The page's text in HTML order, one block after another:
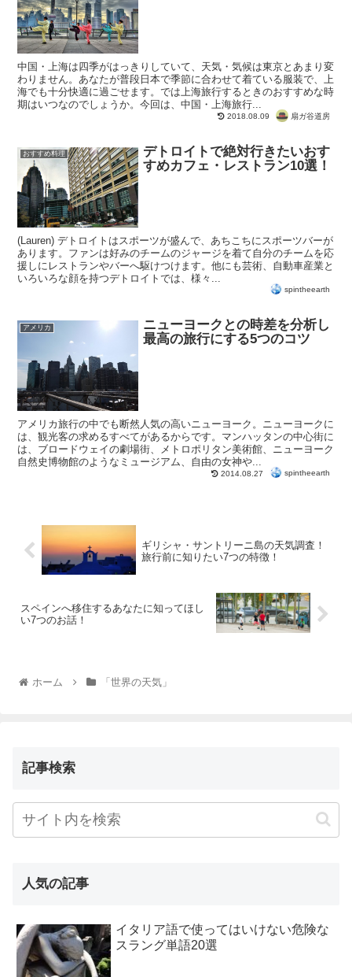
中国・上海は四季がはっきりしていて、天気・気候は東京とあまり変
わりません。あなたが普段日本で季節に合わせて着ている服装で、上
海でも十分快適に過ごせます。では上海旅行するときのおすすめな時
期はいつなのでしょうか。今回は、中国・上海旅行...
2018.08.09 扇ガ谷道房
おすすめ料理
デトロイトで絶対行きたいおす
すめカフェ・レストラン10選！
(Lauren) デトロイトはスポーツが盛んで、あちこちにスポーツバーが
あります。ファンは好みのチームのジャージを着て自分のチームを応
援しにレストランやバーへ駆けつけます。他にも芸術、自動車産業と
いろいろな顔を持つデトロイトでは、様々...
spintheearth
アメリカ
ニューヨークとの時差を分析し
最高の旅行にする5つのコツ
アメリカ旅行の中でも断然人気の高いニューヨーク。ニューヨークに
は、観光客の求めるすべてがあるからです。マンハッタンの中心街に
は、ブロードウェイの劇場街、メトロポリタン美術館、ニューヨーク
自然史博物館のようなミュージアム、自由の女神や...
2014.08.27 spintheearth
ギリシャ・サントリーニ島の天気調査！
旅行前に知りたい7つの特徴！
スペインへ移住するあなたに知ってほし
い7つのお話！
ホーム 「世界の天気」
記事検索
人気の記事
イタリア語で使ってはいけない危険な
スラング単語20選